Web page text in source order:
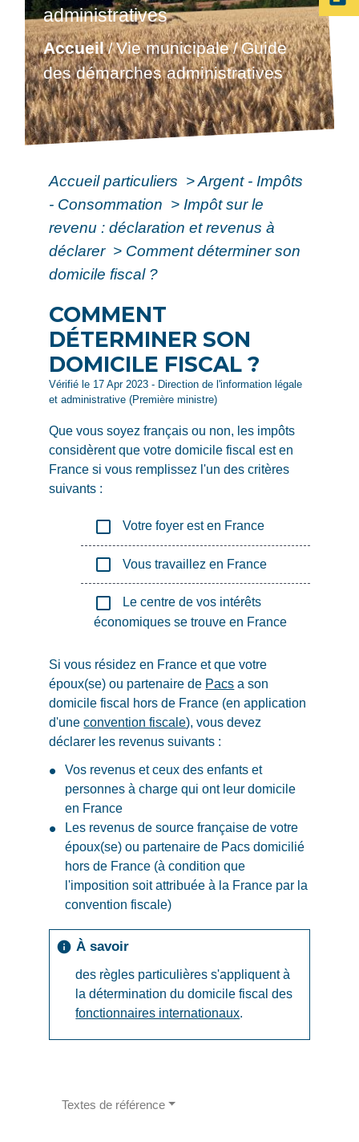
administratives
Accueil/Vie municipale/Guide
des démarches administratives
Accueil particuliers >Argent - Impôts
- Consommation > Impôt sur le
revenu : déclaration et revenus à
déclarer > Comment déterminer son
domicile fiscal ?
COMMENT
DÉTERMINER SON
DOMICILE FISCAL ?
Vérifié le 17 Apr 2023 - Direction de l'information légale
et administrative (Première ministre)
Que vous soyez français ou non, les impôts
considèrent que votre domicile fiscal est en
France si vous remplissez l'un des critères
suivants :
check_box_outline_blank Votre foyer est en France
check_box_outline_blank Vous travaillez en France
check_box_outline_blank
Le centre de vos intérêts
économiques se trouve en France
Si vous résidez en France et que votre
époux(se) ou partenaire de Pacs a son
domicile fiscal hors de France (en application
d'uneconvention fiscale), vous devez
déclarer les revenus suivants :
Vos revenus et ceux des enfants et
personnes à charge qui ont leur domicile
en France
Les revenus de source française de votre
époux(se) ou partenaire de Pacs domicilié
hors de France (à condition que
l'imposition soit attribuée à la France par la
convention fiscale)
info À savoir
des règles particulières s'appliquent à
la détermination du domicile fiscal des
fonctionnaires internationaux.
Textes de référence